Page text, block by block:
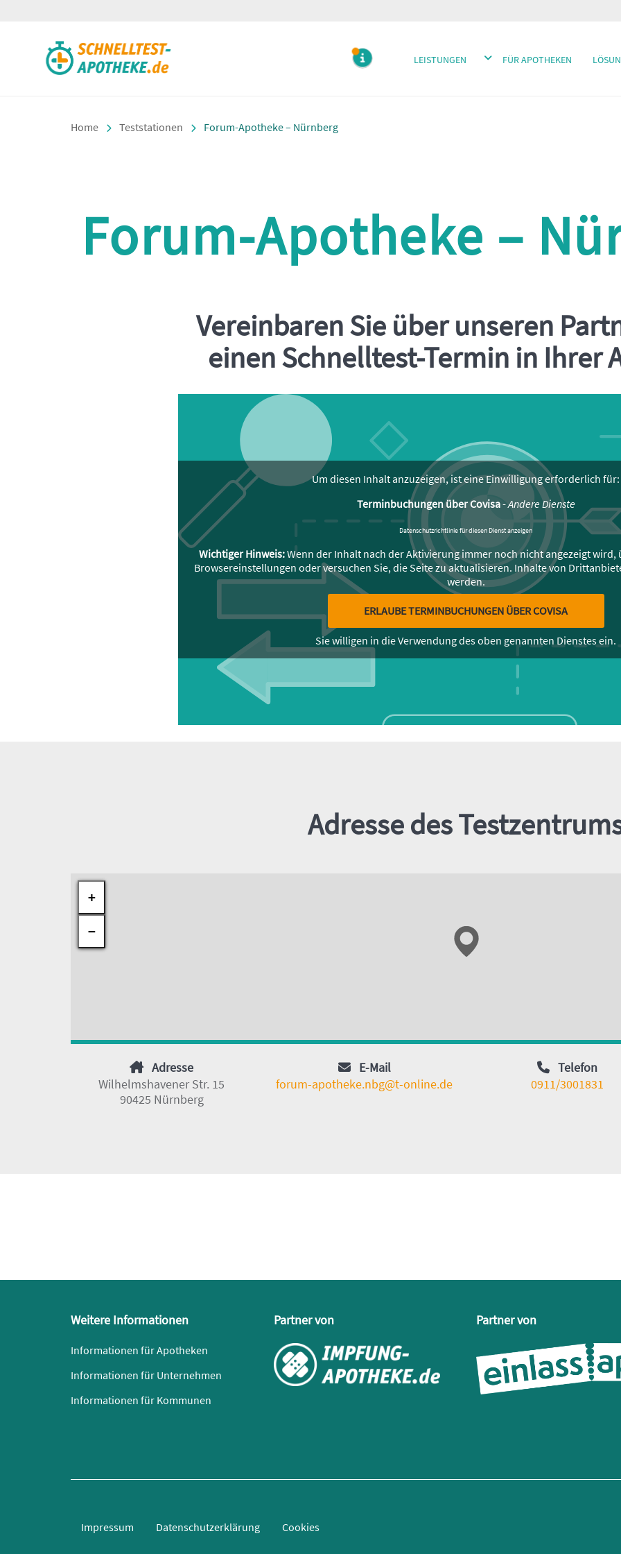
LEISTUNGEN DROPDOWN ÖFFNEN
FÜR APOTHEKEN
Home Teststationen Forum-Apotheke – Nürnberg
Forum-Apotheke –
Einleitung
Vereinbaren Sie über unseren
einen Schnelltest-Termin in Ihrer
Um diesen Inhalt anzuzeigen, ist eine Einwilligung erforderlich für:
Terminbuchungen über Covisa-Andere Dienste
Datenschutzrichtlinie für diesen Dienst anzeigen
Wichtiger Hinweis:Wenn der Inhalt nach der Aktivierung immer noch nicht angezeigt
Browsereinstellungen oder versuchen Sie, die Seite zu aktualisieren. Inhalte von
werden.
ERLAUBE TERMINBUCHUNGEN ÜBER COVISA
Sie willigen in die Verwendung des oben genannten Dienstes ein.
Adresse des
+
−
Adresse
Wilhelmshavener Str. 15
90425 Nürnberg
E-Mail
forum-apotheke.nbg@t-online.de
Telefon
0911/3001831
Weitere Informationen
Informationen für Apotheken
Informationen für Unternehmen
Informationen für Kommunen
Partner von Partner von
Impressum Datenschutzerklärung Cookies